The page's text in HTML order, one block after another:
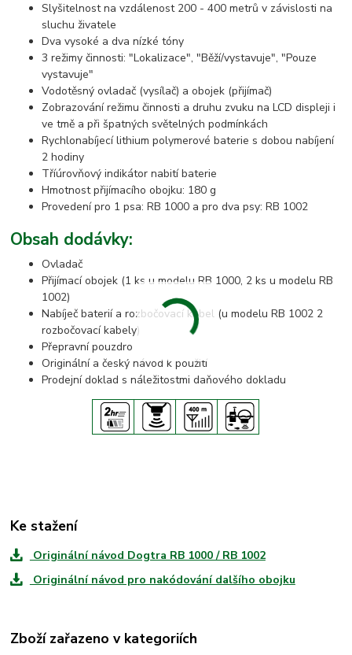
Slyšitelnost na vzdálenost 200 - 400 metrů v závislosti na
sluchu živatele
Dva vysoké a dva nízké tóny
3 režimy činnosti: "Lokalizace", "Běží/vystavuje", "Pouze
vystavuje"
Vodotěsný ovladač (vysílač) a obojek (přijímač)
Zobrazování režimu činnosti a druhu zvuku na LCD displeji i
ve tmě a při špatných světelných podmínkách
Rychlonabíjecí lithium polymerové baterie s dobou nabíjení
2 hodiny
Tříúrovňový indikátor nabití baterie
Hmotnost přijímacího obojku: 180 g
Provedení pro 1 psa: RB 1000 a pro dva psy: RB 1002
Obsah dodávky:
Ovladač
Přijímací obojek (1 ks u modelu RB 1000, 2 ks u modelu RB
1002)
Nabíječ baterií a rozbočovací kabel (u modelu RB 1002 2
rozbočovací kabely)
Přepravní pouzdro
Originální a český návod k použití
Prodejní doklad s náležitostmi daňového dokladu
Ke stažení
Originální návod Dogtra RB 1000 / RB 1002
Originální návod pro nakódování dalšího obojku
Zboží zařazeno v kategoriích